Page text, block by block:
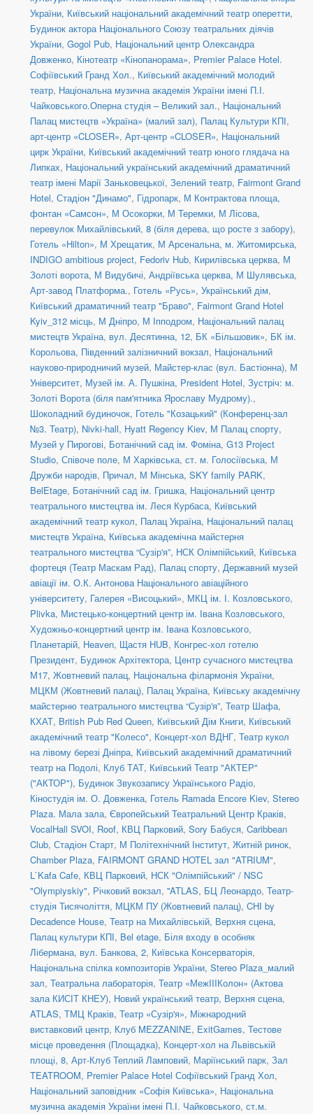
України, Київський національний академічний театр оперетти,
Будинок актора Національного Союзу театральних діячів
України, Gogol Pub, Національний центр Олександра
Довженко, Кінотеатр «Кінопанорама», Premier Palace Hotel.
Софіївський Гранд Хол., Київський академічний молодий
театр, Національна музична академія України імені П.І.
Чайковського.Оперна студія – Великий зал., Національний
Палац мистецтв «Україна» (малий зал), Палац Культури КПІ,
арт-центр «CLOSER», Арт-центр «CLOSER», Національний
цирк України, Київський академічний театр юного глядача на
Липках, Національний український академічний драматичний
театр імені Марії Заньковецької, Зелений театр, Fairmont Grand
Hotel, Стадіон "Динамо", Гідропарк, М Контрактова площа,
фонтан «Самсон», М Осокорки, М Теремки, М Лісова,
перевулок Михайлівський, 8 (біля дерева, що росте з забору),
Готель «Hilton», М Хрещатик, М Арсенальна, м. Житомирська,
INDIGO ambitious project, Fedoriv Hub, Кирилівська церква, М
Золоті ворота, М Видубичі, Андріївська церква, М Шулявська,
Арт-завод Платформа., Готель «Русь», Український дім,
Київський драматичний театр "Браво", Fairmont Grand Hotel
Kyiv_312 місць, М Дніпро, М Іпподром, Національний палац
мистецтв Україна, вул. Десятинна, 12, БК «Більшовик», БК ім.
Корольова, Південний залізничний вокзал, Національний
науково-природничий музей, Майстер-клас (вул. Бастіонна), М
Університет, Музей ім. А. Пушкіна, President Hotel, Зустріч: м.
Золоті Ворота (біля пам'ятника Ярославу Мудрому).,
Шоколадний будиночок, Готель "Козацький" (Конференц-зал
№3. Театр), Nivki-hall, Hyatt Regency Kiev, М Палац спорту,
Музей у Пирогові, Ботанічний сад ім. Фоміна, G13 Project
Studio, Співоче поле, М Харківська, ст. м. Голосіївська, М
Дружби народів, Причал, М Мінська, SKY family PARK,
BelEtage, Ботанічний сад ім. Гришка, Національний центр
театрального мистецтва ім. Леся Курбаса, Київський
академічний театр кукол, Палац Україна, Національний палац
мистецтв Україна, Київська академічна майстерня
театрального мистецтва “Сузір'я”, НСК Олімпійський, Київська
фортеця (Театр Маскам Рад), Палац спорту, Державний музей
авіації ім. О.К. Антонова Національного авіаційного
університету, Галерея «Висоцький», МКЦ ім. І. Козловського,
Plivka, Мистецько-концертний центр ім. Івана Козловського,
Художньо-концертний центр ім. Івана Козловського,
Планетарій, Heaven, Щастя HUB, Конгрес-хол готелю
Президент, Будинок Архітектора, Центр сучасного мистецтва
М17, Жовтневий палац, Національна філармонія України,
МЦКМ (Жовтневий палац), Палац Україна, Київську академічну
майстерню театрального мистецтва “Сузір'я”, Театр Шафа,
КХАТ, British Pub Red Queen, Київський Дім Книги, Київський
академічний театр "Колесо", Концерт-хол ВДНГ, Театр кукол
на лівому березі Дніпра, Київський академічний драматичний
театр на Подолі, Клуб ТАТ, Київський Театр "АКТЕР"
("АКТОР"), Будинок Звукозапису Українського Радіо,
Кіностудія ім. О. Довженка, Готель Ramada Encore Kiev, Stereo
Plaza. Мала зала, Європейський Театральний Центр Краків,
VocalHall SVOI, Roof, КВЦ Парковий, Sory Бабуся, Caribbean
Club, Стадіон Старт, М Політехнічний Інститут, Житній ринок,
Chamber Plaza, FAIRMONT GRAND HOTEL зал "ATRIUM",
L`Kafa Cafe, КВЦ Парковий, НСК "Олімпійський" / NSC
"Olympiyskiy", Річковий вокзал, ''ATLAS, БЦ Леонардо, Театр-
студія Тисячоліття, МЦКМ ПУ (Жовтневий палац), CHI by
Decadence House, Театр на Михайлівській, Верхня сцена,
Палац культури КПІ, Bel etage, Біля входу в особняк
Лібермана, вул. Банкова, 2, Київська Консерваторія,
Національна спілка композиторів України, Stereo Plaza_малий
зал, Театральна лабораторія, Театр «МежIIIКолон» (Актова
зала КИСІТ КНЕУ), Новий український театр, Верхня сцена,
ATLAS, ТМЦ Краків, Театр «Сузір'я», Міжнародний
виставковий центр, Клуб MEZZANINE, ExitGames, Тестове
місце проведення (Площадка), Концерт-хол на Львівській
площі, 8, Арт-Клуб Теплий Ламповий, Маріїнський парк, Зал
TEATROOM, Premier Palace Hotel Софіївський Гранд Хол,
Національний заповідник «Софія Київська», Національна
музична академія України імені П.І. Чайковського, ст.м.